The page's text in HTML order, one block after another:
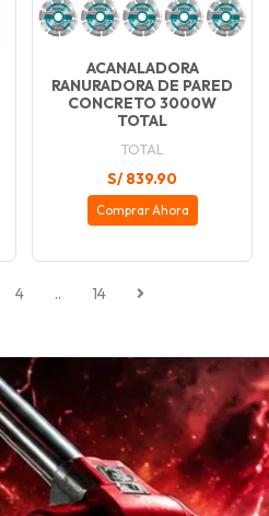
ACANALADORA
RANURADORA DE PARED
CONCRETO 3000W
TOTAL
TOTAL
S/ 839.90
Comprar Ahora
4 .. 14